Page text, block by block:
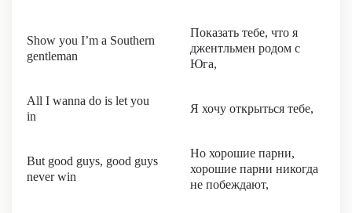
Show you I’m a Southern
gentleman
Показать тебе, что я
джентльмен родом с
Юга,
All I wanna do is let you
in
Я хочу открыться тебе,
But good guys, good guys
never win
Но хорошие парни,
хорошие парни никогда
не побеждают,